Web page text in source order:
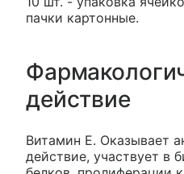
пачки картонные.
действие
Витамин E. Оказывает
действие, участвует в